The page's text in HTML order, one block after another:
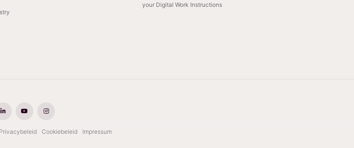
your Digital Work Instructions
Privacybeleid Cookiebeleid Impressum